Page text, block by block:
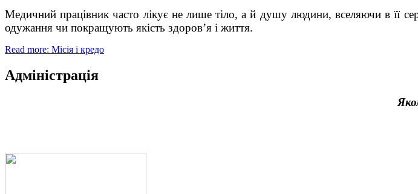
Медичний працівник часто лікує не лише тіло, а й душу людини, вселяючи в її
одужання чи покращують якість здоров’я і життя.
Read more: Місія і кредо
Адміністрація